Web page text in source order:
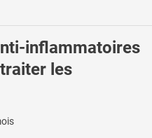
inflammatoires
les